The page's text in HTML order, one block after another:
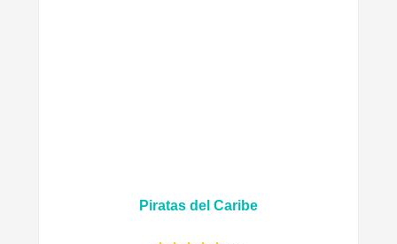
Piratas del Caribe